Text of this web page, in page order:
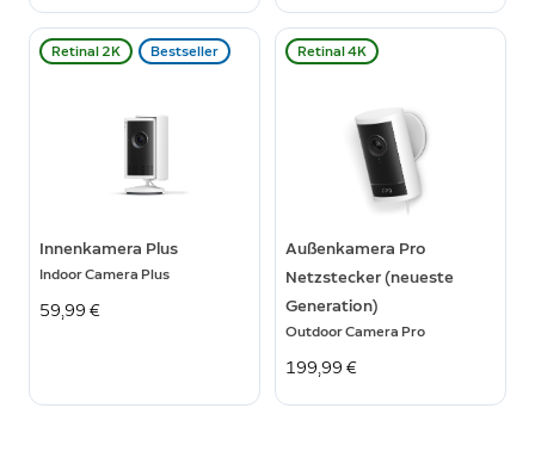
Retinal 2K Bestseller
Innenkamera Plus
Indoor Camera Plus
59,99 €
Retinal 4K
Außenkamera Pro
Netzstecker (neueste
Generation)
Outdoor Camera Pro
199,99 €